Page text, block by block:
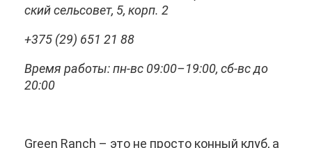
ский сель­со­вет, 5, корп. 2
+375 (29) 651 21 88
Вре­мя ра­бо­ты: пн-вс 09:00–19:00, сб-вс до
20:00
Green Ranch – это не про­сто кон­ный клуб, а